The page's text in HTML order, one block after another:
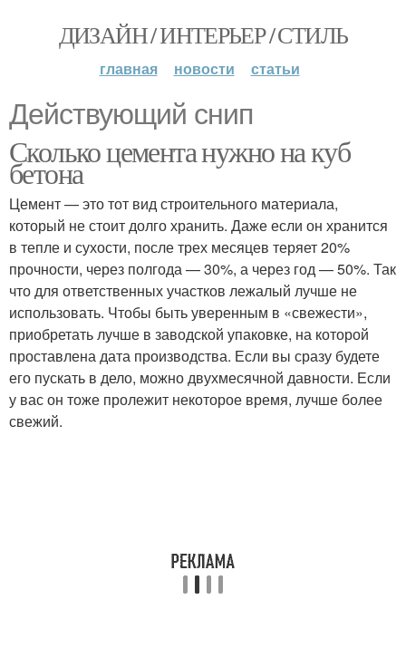
ДИЗАЙН / ИНТЕРЬЕР / СТИЛЬ
главная новости статьи
Действующий снип
Сколько цемента нужно на куб
бетона
Цемент — это тот вид строительного материала,
который не стоит долго хранить. Даже если он хранится
в тепле и сухости, после трех месяцев теряет 20%
прочности, через полгода — 30%, а через год — 50%. Так
что для ответственных участков лежалый лучше не
использовать. Чтобы быть уверенным в «свежести»,
приобретать лучше в заводской упаковке, на которой
проставлена дата производства. Если вы сразу будете
его пускать в дело, можно двухмесячной давности. Если
у вас он тоже пролежит некоторое время, лучше более
свежий.